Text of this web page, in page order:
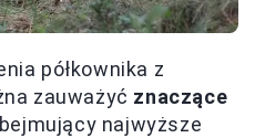
półkownika z
zauważyć znaczące
najwyższe